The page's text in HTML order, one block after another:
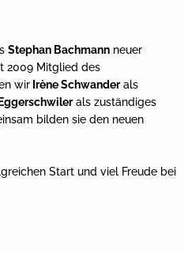
Stephan Bachmann neuer
2009 Mitglied des
wir Irène Schwanderals
als zuständiges
bilden sie den neuen
Start und viel Freude bei